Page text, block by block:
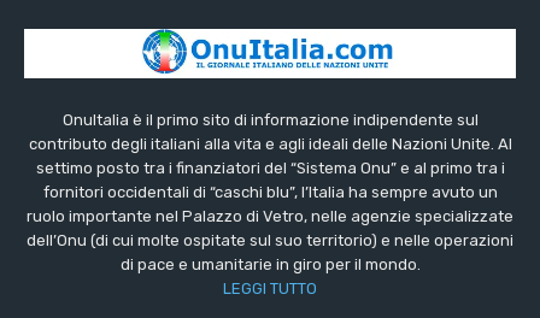
OnuItalia è il primo sito di informazione indipendente sul
contributo degli italiani alla vita e agli ideali delle Nazioni Unite. Al
settimo posto tra i finanziatori del “Sistema Onu” e al primo tra i
fornitori occidentali di “caschi blu”, l’Italia ha sempre avuto un
ruolo importante nel Palazzo di Vetro, nelle agenzie specializzate
dell’Onu (di cui molte ospitate sul suo territorio) e nelle operazioni
di pace e umanitarie in giro per il mondo.
LEGGI TUTTO